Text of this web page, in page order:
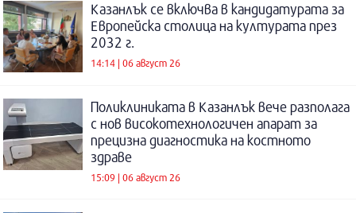
Казанлък се включва в кандидатурата за
Европейска столица на културата през
2032 г.
14:14 | 06 август 26
Поликлиниката в Казанлък вече разполага
с нов високотехнологичен апарат за
прецизна диагностика на костното
здраве
15:09 | 06 август 26